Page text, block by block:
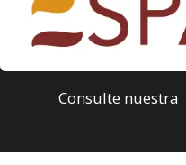
Consulte nuestra